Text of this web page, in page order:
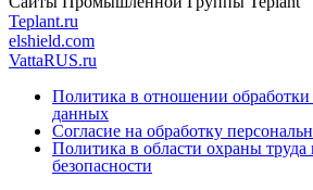
Teplant.ru
elshield.com
VattaRUS.ru
Политика в отношении
данных
Согласие на обработку
Политика в области охраны
безопасности